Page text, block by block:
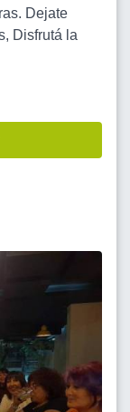
Dejate
Disfrutá la